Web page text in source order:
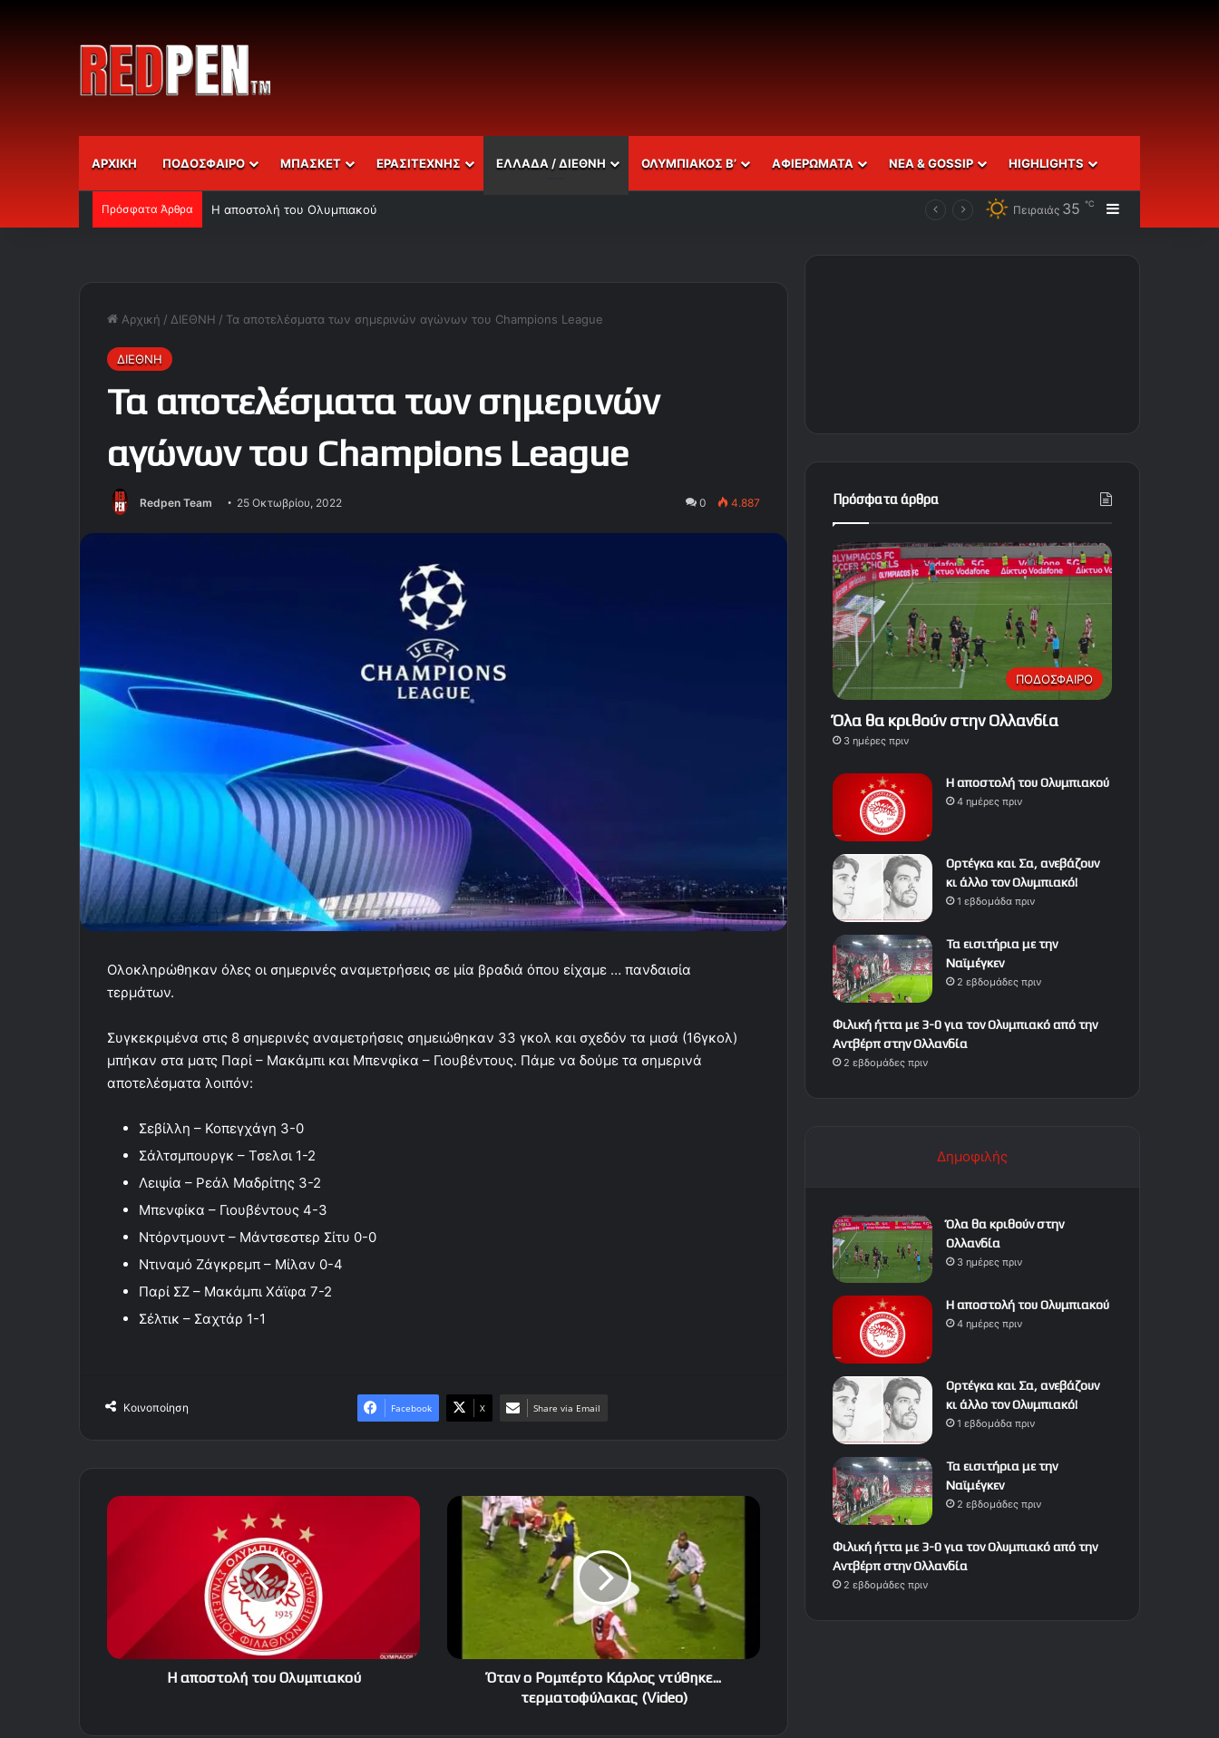
ΑΡΧΙΚΗ ΠΟΔΟΣΦΑΙΡΟ ΜΠΑΣΚΕΤ ΕΡΑΣΙΤΕΧΝΗΣ ΕΛΛΑΔΑ / ΔΙΕΘΝΗ ΟΛΥΜΠΙΑΚΟΣ Β’ ΑΦΙΕΡΩΜΑΤΑ ΝΕΑ & GOSSIP HIGHLIGHTS
Πρόσφατα Άρθρα Η αποστολή του Ολυμπιακού Πειραιάς 35 ℃ Sidebar
Αρχική / ΔΙΕΘΝΗ / Τα αποτελέσματα των σημερινών αγώνων του Champions League
ΔΙΕΘΝΗ
Τα αποτελέσματα των σημερινών
αγώνων του Champions League
Redpen Team 25 Οκτωβρίου, 2022 0 4.887
Ολοκληρώθηκαν όλες οι σημερινές αναμετρήσεις σε μία βραδιά όπου είχαμε … πανδαισία
τερμάτων.
Συγκεκριμένα στις 8 σημερινές αναμετρήσεις σημειώθηκαν 33 γκολ και σχεδόν τα μισά (16γκολ)
μπήκαν στα ματς Παρί – Μακάμπι και Μπενφίκα – Γιουβέντους. Πάμε να δούμε τα σημερινά
αποτελέσματα λοιπόν:
Σεβίλλη – Κοπεγχάγη 3-0
Σάλτσμπουργκ – Τσελσι 1-2
Λειψία – Ρεάλ Μαδρίτης 3-2
Μπενφίκα – Γιουβέντους 4-3
Ντόρντμουντ – Μάντσεστερ Σίτυ 0-0
Ντιναμό Ζάγκρεμπ – Μίλαν 0-4
Παρί ΣΖ – Μακάμπι Χάϊφα 7-2
Σέλτικ – Σαχτάρ 1-1
Κοινοποίηση Facebook X Share via Email
Η
Η αποστολή του Ολυμπιακού
Όταν
Ρομπέρτο
Κάρλος
τερματοφύλακας
Όταν ο Ρομπέρτο Κάρλος ντύθηκε...
τερματοφύλακας (Video)
Πρόσφατα άρθρα
ΠΟΔΟΣΦΑΙΡΟ
Όλα θα κριθούν στην Ολλανδία
3 ημέρες πριν
Η αποστολή του Ολυμπιακού
4 ημέρες πριν
Ορτέγκα και Σα, ανεβάζουν
κι άλλο τον Ολυμπιακό!
1 εβδομάδα πριν
Τα εισιτήρια με την
Ναϊμέγκεν
2 εβδομάδες πριν
Φιλική ήττα με 3-0 για τον Ολυμπιακό από την
Αντβέρπ στην Ολλανδία
2 εβδομάδες πριν
Δημοφιλής
Όλα θα κριθούν στην
Ολλανδία
3 ημέρες πριν
Η αποστολή του Ολυμπιακού
4 ημέρες πριν
Ορτέγκα και Σα, ανεβάζουν
κι άλλο τον Ολυμπιακό!
1 εβδομάδα πριν
Τα εισιτήρια με την
Ναϊμέγκεν
2 εβδομάδες πριν
Φιλική ήττα με 3-0 για τον Ολυμπιακό από την
Αντβέρπ στην Ολλανδία
2 εβδομάδες πριν